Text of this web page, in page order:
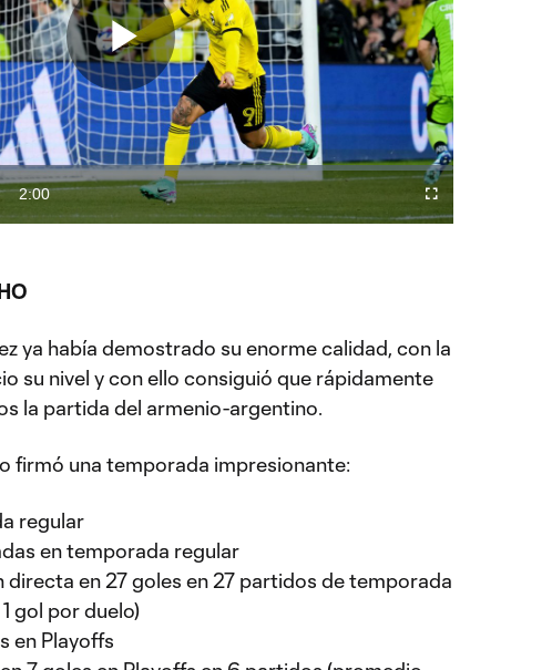
Play
Video
Duration
2:00
Fullscreen
Chromecast
ya había demostrado su enorme calidad, con la
su nivel y con ello consiguió que rápidamente
la partida del armenio-argentino.
firmó una temporada impresionante:
regular
en temporada regular
en 27 goles en 27 partidos de temporada
gol por duelo)
en Playoffs